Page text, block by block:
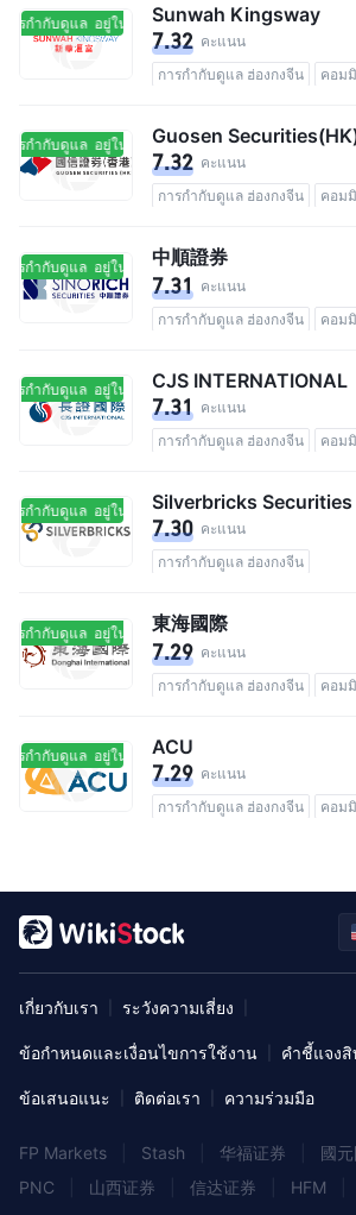
ารกำกับดูแล อยู่ในการกำกับดูแลSunwah Kingsway
7.32 คะแนน
การกำกับดูแล ฮ่องกงจีน
คอม
ารกำกับดูแล อยู่ในการกำกับดูแล
Guosen
7.32 คะแนน
การกำกับดูแล ฮ่องกงจีน
คอม
ารกำกับดูแล อยู่ในการกำกับดูแล
中順證券
7.31 คะแนน
การกำกับดูแล ฮ่องกงจีน
คอม
ารกำกับดูแล อยู่ในการกำกับดูแลCJS INTERNATIONAL
7.31 คะแนน
การกำกับดูแล ฮ่องกงจีน
คอม
ารกำกับดูแล อยู่ในการกำกับดูแลSilverbricks Securities
7.30 คะแนน
การกำกับดูแล ฮ่องกงจีน
ารกำกับดูแล อยู่ในการกำกับดูแล
東海國際
7.29 คะแนน
การกำกับดูแล ฮ่องกงจีน
คอม
ารกำกับดูแล อยู่ในการกำกับดูแล
ACU
7.29 คะแนน
การกำกับดูแล ฮ่องกงจีน
คอม
เกี่ยวกับเรา ระวังความเสี่ยง
ข้อกำหนดและเงื่อนไขการใช้งาน คำชี้แจง
ข้อเสนอแนะ ติดต่อเรา ความร่วมมือ
FP Markets Stash 华福证券 國
PNC
山西证券 信达证券 HFM